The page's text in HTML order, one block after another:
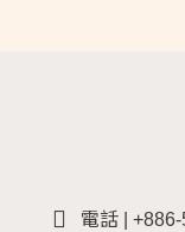
電話 |